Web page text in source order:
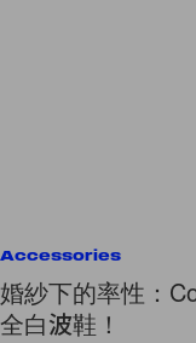
Accessories
婚紗下的率性：
全白波鞋！